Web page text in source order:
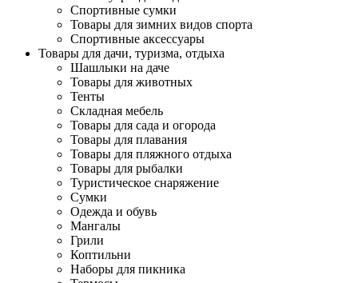
Спортивные сумки
Товары для зимних видов спорта
Спортивные аксессуары
Товары для дачи, туризма, отдыха
Шашлыки на даче
Товары для животных
Тенты
Складная мебель
Товары для сада и огорода
Товары для плавания
Товары для пляжного отдыха
Товары для рыбалки
Туристическое снаряжение
Сумки
Одежда и обувь
Мангалы
Грили
Коптильни
Наборы для пикника